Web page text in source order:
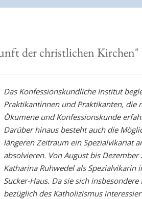
der christlichen Kirchen"
Das Konfessionskundliche Institut
Praktikantinnen und Praktikanten, die
Ökumene und Konfessionskunde
Darüber hinaus besteht auch die
längeren Zeitraum ein Spezialvikariat
absolvieren. Von August bis Dezember
Katharina Ruhwedel als Spezialvikarin
Sucker-Haus. Da sie sich insbesondere
bezüglich des Katholizismus